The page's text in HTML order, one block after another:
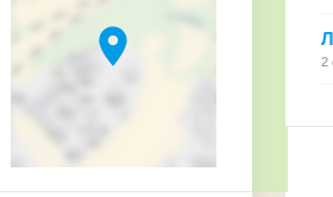
location_on 2